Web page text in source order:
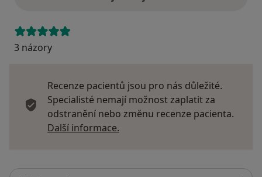
3 názory
Recenze pacientů jsou pro nás důležité.
Specialisté nemají možnost zaplatit za
odstranění nebo změnu recenze pacienta.
Další informace.